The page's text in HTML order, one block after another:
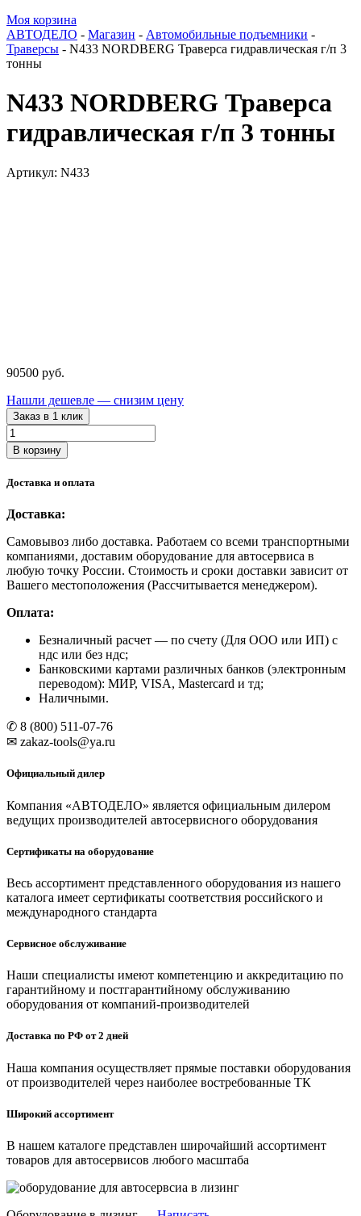
Моя корзина
АВТОДЕЛО - Магазин - Автомобильные подъемники -
Траверсы - N433 NORDBERG Траверса гидравлическая г/п 3
тонны
N433 NORDBERG Траверса
гидравлическая г/п 3 тонны
Артикул: N433
90500 руб.
Нашли дешевле — снизим цену
Заказ в 1 клик
Количество
товара
N433
Траверса
г/
3
тонны
В корзину
Доставка и оплата
Доставка:
Самовывоз либо доставка. Работаем со всеми транспортными
компаниями, доставим оборудование для автосервиса в
любую точку России. Стоимость и сроки доставки зависит от
Вашего местоположения (Рассчитывается менеджером).
Оплата:
Безналичный расчет — по счету (Для ООО или ИП) с
ндс или без ндс;
Банковскими картами различных банков (электронным
переводом): МИР, VISA, Mastercard и тд;
Наличными.
✆ 8 (800) 511-07-76
✉ zakaz-tools@ya.ru
Официальный дилер
Компания «АВТОДЕЛО» является официальным дилером
ведущих производителей автосервисного оборудования
Сертификаты на оборудование
Весь ассортимент представленного оборудования из нашего
каталога имеет сертификаты соответствия российского и
международного стандарта
Сервисное обслуживание
Наши специалисты имеют компетенцию и аккредитацию по
гарантийному и постгарантийному обслуживанию
оборудования от компаний-производителей
Доставка по РФ от 2 дней
Наша компания осуществляет прямые поставки оборудования
от производителей через наиболее востребованные ТК
Широкий ассортимент
В нашем каталоге представлен широчайший ассортимент
товаров для автосервисов любого масштаба